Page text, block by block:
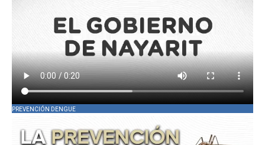
PREVENCIÓN DENGUE